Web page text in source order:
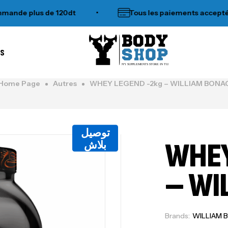
plus de 120dt • Tous les paiements acceptés
N°1 SUPPLEMENTS STORE IN TUNISIA
Page Autres WHEY LEGEND -2kg – WILLIAM
توصيل
بلاش
–
Brands: WILLIAM